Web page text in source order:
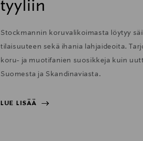
tyyliin
Stockmannin koruvalikoimasta löytyy
tilaisuuteen sekä ihania lahjaideoita.
koru- ja muotifanien suosikkeja kuin
Suomesta ja Skandinaviasta.
LUE LISÄÄ